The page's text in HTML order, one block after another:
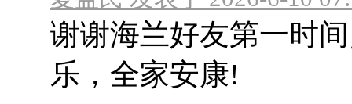
谢谢海兰好友第一时
乐，全家安康!